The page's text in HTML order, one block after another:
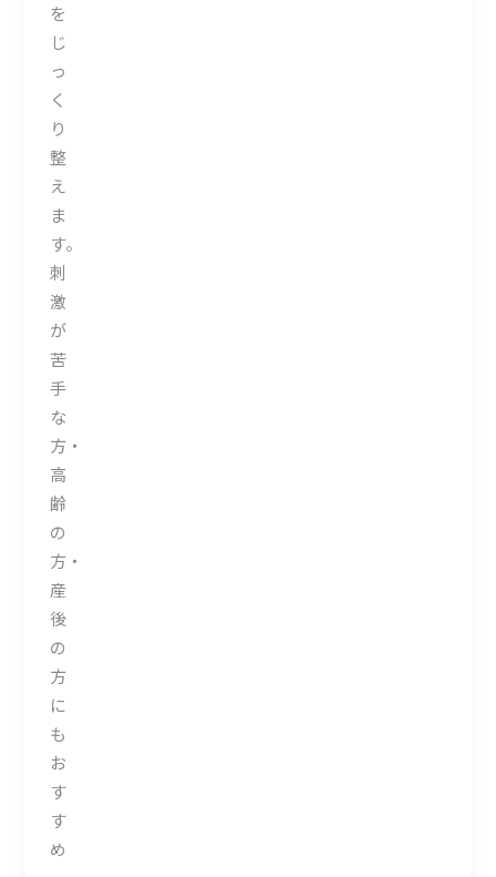
を
じ
っ
く
り
整
え
ま
す。
刺
激
が
苦
手
な
方・
高
齢
の
方・
産
後
の
方
に
も
お
す
す
め